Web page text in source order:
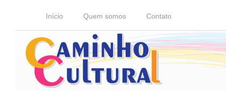
Início Quem somos Contato